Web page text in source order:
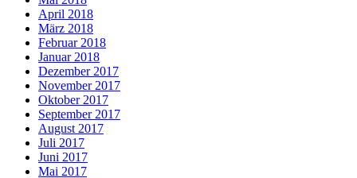
April 2018
März 2018
Februar 2018
Januar 2018
Dezember 2017
November 2017
Oktober 2017
September 2017
August 2017
Juli 2017
Juni 2017
Mai 2017